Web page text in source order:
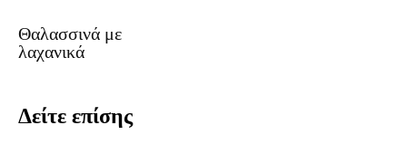
Θαλασσινά με
λαχανικά
Δείτε επίσης